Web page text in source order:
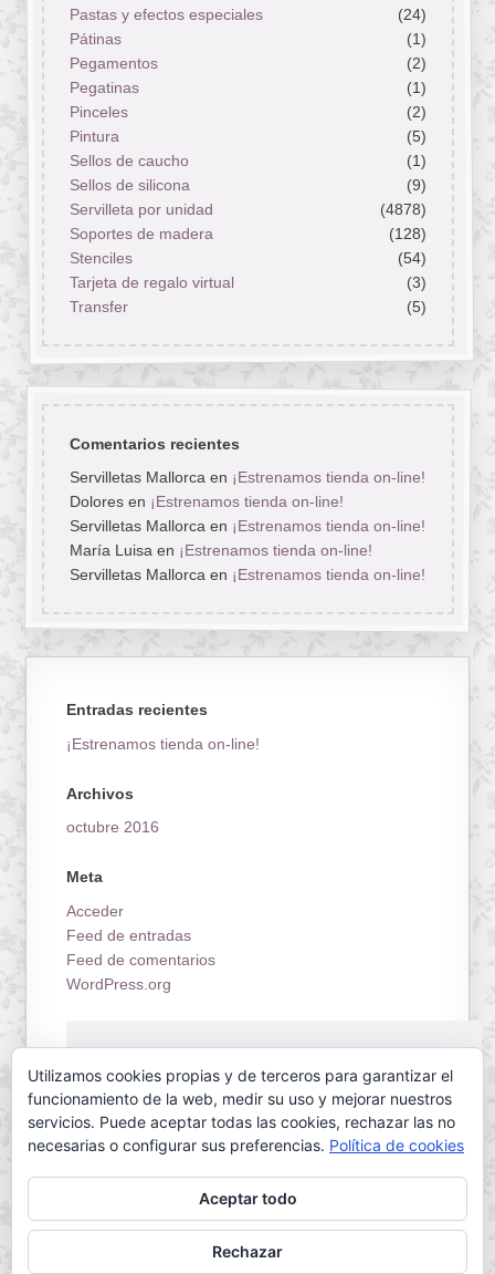
Pastas y efectos especiales
(24)
Pátinas
(1)
Pegamentos
(2)
Pegatinas
(1)
Pinceles
(2)
Pintura
(5)
Sellos de caucho
(1)
Sellos de silicona
(9)
Servilleta por unidad
(4878)
Soportes de madera
(128)
Stenciles
(54)
Tarjeta de regalo virtual
(3)
Transfer
(5)
Comentarios recientes
Servilletas Mallorcaen ¡Estrenamos tienda on-line!
Doloresen ¡Estrenamos tienda on-line!
Servilletas Mallorcaen ¡Estrenamos tienda on-line!
María Luisaen ¡Estrenamos tienda on-line!
Servilletas Mallorcaen ¡Estrenamos tienda on-line!
Entradas recientes
¡Estrenamos tienda on-line!
Archivos
octubre 2016
Meta
Acceder
Feed de entradas
Feed de comentarios
WordPress.org
Servilletas Mallorca © 2026. All Rights Reserved.
Utilizamos cookies propias y de terceros para garantizar el
funcionamiento de la web, medir su uso y mejorar nuestros
servicios. Puede aceptar todas las cookies, rechazar las no
necesarias o configurar sus preferencias. Política de cookies
Aceptar todo
Rechazar